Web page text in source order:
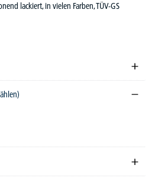
lackiert, in vielen Farben, TÜV-GS